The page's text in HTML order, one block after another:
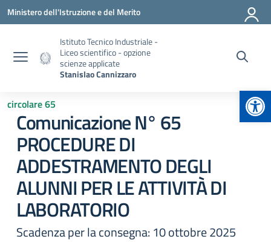
Vai ai contenuti
Vai al menu di navigazione
Vai al footer
Ministero dell'Istruzione e del Merito
Istituto Tecnico Industriale -
Liceo scientifico - opzione
scienze applicate
Stanislao Cannizzaro
circolare 65
Comunicazione N° 65
PROCEDURE DI
ADDESTRAMENTO DEGLI
ALUNNI PER LE ATTIVITÀ DI
LABORATORIO
Scadenza per la consegna: 10 ottobre 2025